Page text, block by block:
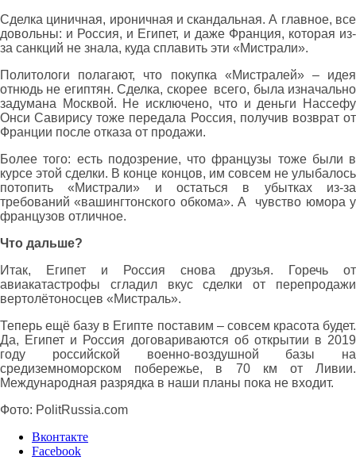
Сделка циничная, ироничная и скандальная. А главное, все
довольны: и Россия, и Египет, и даже Франция, которая из-
за санкций не знала, куда сплавить эти «Мистрали».
Политологи полагают, что покупка «Мистралей» – идея
отнюдь не египтян. Сделка, скорее всего, была изначально
задумана Москвой. Не исключено, что и деньги Нассефу
Онси Савирису тоже передала Россия, получив возврат от
Франции после отказа от продажи.
Более того: есть подозрение, что французы тоже были в
курсе этой сделки. В конце концов, им совсем не улыбалось
потопить «Мистрали» и остаться в убытках из-за
требований «вашингтонского обкома». А чувство юмора у
французов отличное.
Что дальше?
Итак, Египет и Россия снова друзья. Горечь от
авиакатастрофы сгладил вкус сделки от перепродажи
вертолётоносцев «Мистраль».
Теперь ещё базу в Египте поставим – совсем красота будет.
Да, Египет и Россия договариваются об открытии в 2019
году российской военно-воздушной базы на
средиземноморском побережье, в 70 км от Ливии.
Международная разрядка в наши планы пока не входит.
Фото: PolitRussia.com
Вконтакте
Facebook